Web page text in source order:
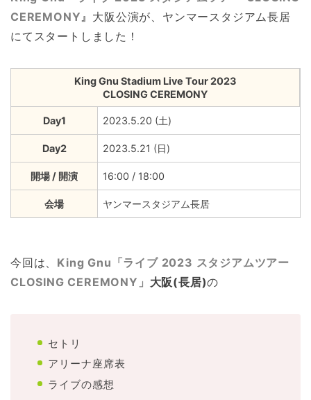
CEREMONY』 大阪公演が、ヤンマースタジアム長居
にてスタートしました！
King Gnu Stadium Live Tour 2023
CLOSING CEREMONY
Day1 2023.5.20 (土)
Day2 2023.5.21 (日)
開場 / 開演 16:00 / 18:00
会場 ヤンマースタジアム長居
今回は、 King Gnu「ライブ 2023 スタジアムツアー
CLOSING CEREMONY」 大阪(長居)の
セトリ
アリーナ座席表
ライブの感想